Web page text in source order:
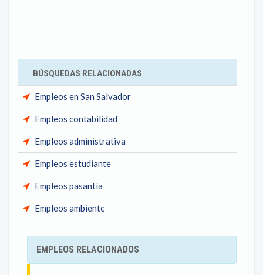
BÚSQUEDAS RELACIONADAS
Empleos en San Salvador
Empleos contabilidad
Empleos administrativa
Empleos estudiante
Empleos pasantía
Empleos ambiente
EMPLEOS RELACIONADOS